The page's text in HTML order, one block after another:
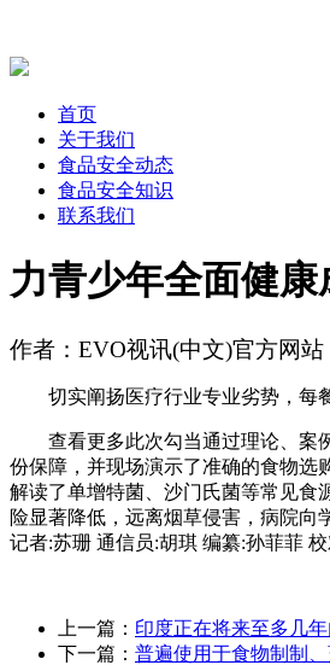
首页
关于我们
食品安全动态
食品安全知识
联系我们
力青少年全面健康
作者：EVO视讯(中文)官方网站
切实阐扬医疗行业专业劣势，每餐
查看更多此次勾当通过理论、案例
份保障，并现场演示了准确的食物选
解读了单增特菌、沙门氏菌等常见食
险显著降低，远离烟草侵害，病院向
记者:苏珊 通信员:胡琪 编纂:孙菲菲
上一篇： 印度正在将来至多几
下一篇： 普遍使用于食物制制